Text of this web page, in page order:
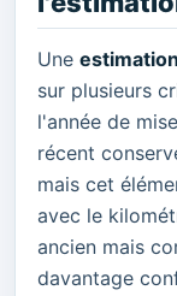
Une
sur plusieurs
l'année de
récent
mais cet
avec le
ancien mais
davantage